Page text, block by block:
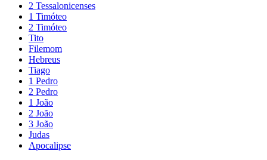
2 Tessalonicenses
1 Timóteo
2 Timóteo
Tito
Filemom
Hebreus
Tiago
1 Pedro
2 Pedro
1 João
2 João
3 João
Judas
Apocalipse